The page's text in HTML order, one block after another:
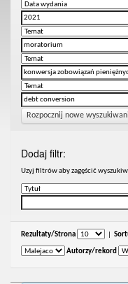
Rozpocznij nowe
Dodaj filtr:
Uzyj filtrów aby zagęścić
Rezultaty/Strona
Autorzy/rekord